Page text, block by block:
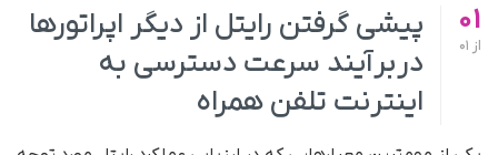
01
از
پیشی گرفتن رایتل از دیگر اپراتورها
در برآیند سرعت دسترسی به
اینترنت تلفن همراه